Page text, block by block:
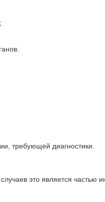
требующей диагностики.
это является частью